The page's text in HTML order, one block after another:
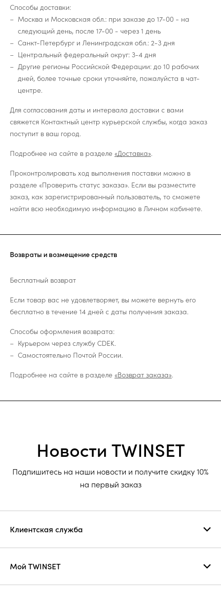
Способы доставки:
Москва и Московская обл.: при заказе до 17-00 - на
следующий день, после 17-00 - через 1 день
Санкт-Петербург и Ленинградская обл.: 2-3 дня
Центральный федеральный округ: 3-4 дня
Другие регионы Российской Федерации: до 10 рабочих
дней, более точные сроки уточняйте, пожалуйста в чат-
центре.
Для согласования даты и интервала доставки с вами
свяжется Контактный центр курьерской службы, когда заказ
поступит в ваш город.
Подробнее на сайте в разделе «Доставка».
Проконтролировать ход выполнения поставки можно в
разделе «Проверить статус заказа». Если вы разместите
заказ, как зарегистрированный пользователь, то сможете
найти всю необходимую информацию в Личном кабинете.
Возвраты и возмещение средств
Бесплатный возврат
Если товар вас не удовлетворяет, вы можете вернуть его
бесплатно в течение 14 дней с даты получения заказа.
Способы оформления возврата:
Курьером через службу CDEK.
Самостоятельно Почтой России.
Подробнее на сайте в разделе «Возврат заказа».
Новости TWINSET
Подпишитесь на наши новости и получите скидку 10%
на первый заказ
Клиентская служба
Мой TWINSET